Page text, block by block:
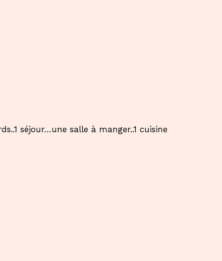
séjour…une salle à manger..1 cuisine